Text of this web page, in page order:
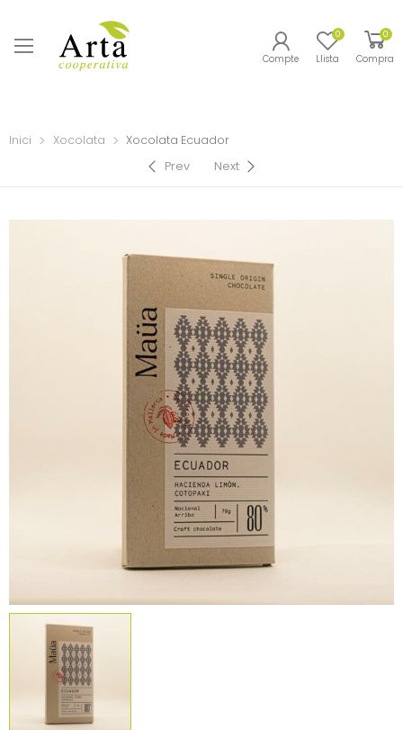
Compte
0
Llista
0
Compra
Inici Xocolata
Xocolata Ecuador
Prev
Next